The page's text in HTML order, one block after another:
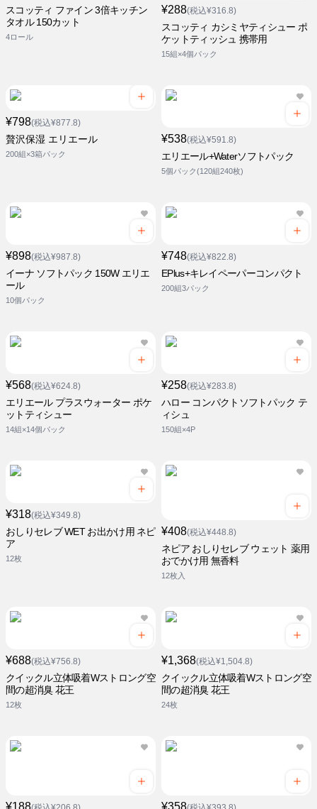
スコッティ ファイン 3倍キッチン
タオル 150カット
4ロール
¥288(税込¥316.8)
スコッティ カシミヤティシュー ポ
ケットティッシュ 携帯用
15組×4個パック
¥798(税込¥877.8)
贅沢保湿 エリエール
200組×3箱パック
¥538(税込¥591.8)
エリエール+Waterソフトパック
5個パック(120組240枚)
¥898(税込¥987.8)
イーナ ソフトパック 150W エリエ
ール
10個パック
¥748(税込¥822.8)
EPlus+キレイペーパーコンパクト
200組3パック
¥568(税込¥624.8)
エリエール プラスウォーター ポケ
ットティシュー
14組×14個パック
¥258(税込¥283.8)
ハロー コンパクトソフトパック テ
ィシュ
150組×4P
¥318(税込¥349.8)
おしりセレブ WET お出かけ用 ネピ
ア
12枚
¥408(税込¥448.8)
ネピア おしりセレブ ウェット 薬用
おでかけ用 無香料
12枚入
¥688(税込¥756.8)
クイックル立体吸着Wストロング空
間の超消臭 花王
12枚
¥1,368(税込¥1,504.8)
クイックル立体吸着Wストロング空
間の超消臭 花王
24枚
¥188 ¥358